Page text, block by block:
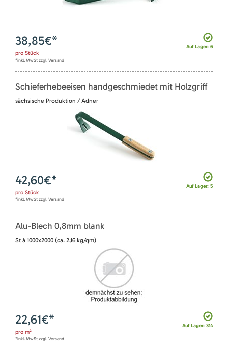
Auf Lager: 6
38,85€*
pro Stück
*inkl. MwSt zzgl. Versand
Schieferhebeeisen handgeschmiedet mit Holzgriff
sächsische Produktion / Adner
Auf Lager: 5
42,60€*
pro Stück
*inkl. MwSt zzgl. Versand
Alu-Blech 0,8mm blank
St à 1000x2000 (ca. 2,16 kg/qm)
Auf Lager: 314
22,61€*
pro m²
*inkl. MwSt zzgl. Versand